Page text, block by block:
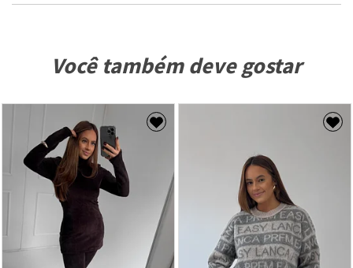
Você também deve gostar